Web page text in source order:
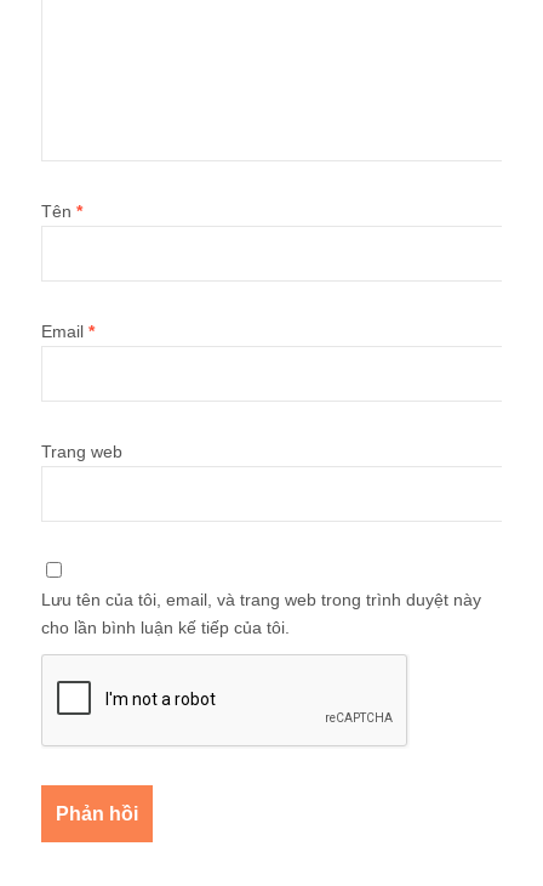
Tên *
Email *
Trang web
Lưu tên của tôi, email, và trang web trong trình duyệt này
cho lần bình luận kế tiếp của tôi.